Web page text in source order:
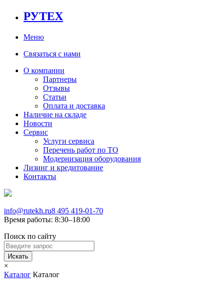
РУТЕХ
Меню
Связаться с нами
О компании
Партнеры
Отзывы
Статьи
Оплата и доставка
Наличие на складе
Новости
Сервис
Услуги сервиса
Перечень работ по ТО
Модернизация оборудования
Лизинг и кредитование
Контакты
info@rutekh.ru8 495 419-01-70
Время работы: 8:30–18:00
Поиск по сайту
Искать
×
Каталог Каталог